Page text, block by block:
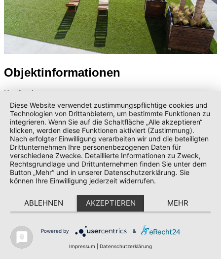
Objektinformationen
Kaufpreis:
289'000,00 €
Wohnfläche ca.:
79,00 m²
Zimmer:
4,0
Schlafzimmer:
Badezimmer:
Balkone:
Balkon- / Terrassenfläche:
Wohnen
Vermarktungsart
Verkauf
Diese Website verwendet zustimmungspflichtige cookies und
Technologien von Drittanbietern, um bestimmte Funktionen zu
integrieren. Wenn Sie auf die Schaltfläche „Alle akzeptieren“
klicken, werden diese Funktionen aktiviert (Zustimmung).
Nach erfolgter Einwilligung verarbeiten wir und die beteiligten
Drittunternehmen Ihre personenbezogenen Daten für
verschiedene Zwecke. Detaillierte Informationen zu Zweck,
Rechtsgrundlage und Drittunternehmen finden Sie unter dem
Button „Mehr“ und in unserer Datenschutzerklärung. Sie
können Ihre Einwilligung jederzeit widerrufen.
ABLEHNEN AKZEPTIEREN MEHR
Powered by &
Impressum Datenschutzerklärung